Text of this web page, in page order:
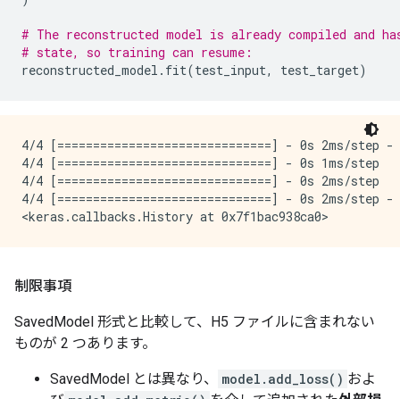
# The reconstructed model is already compiled and
# state, so training can resume:
reconstructed_model . fit(test_input, test_target)
4/4 [==============================] - 0s 2ms/
4/4 [==============================] - 0s 1ms/step
4/4 [==============================] - 0s 2ms/step
4/4 [==============================] - 0s 2ms/
制限事項
SavedModel 形式と比較して、H5 ファイルに含まれない
ものが 2 つあります。
SavedModel とは異なり、 model.add_loss() およ